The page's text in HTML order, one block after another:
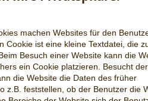
machen Websites für den
Cookie ist eine kleine Textdatei, die
Besuch einer Website kann die
ein Cookie platzieren. Besucht der
die Website die Daten des früher
z.B. feststellen, ob der Benutzer die